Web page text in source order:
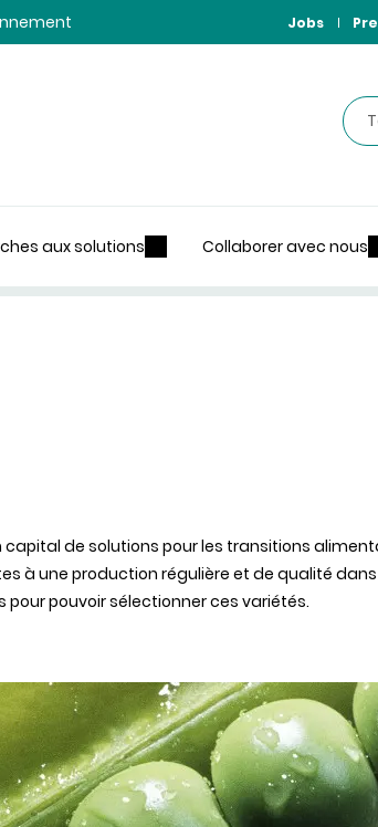
Jobs
aux solutions Collaborer avec nous
de solutions pour les transitions
à une production régulière et de qualité
pour pouvoir sélectionner ces variétés.